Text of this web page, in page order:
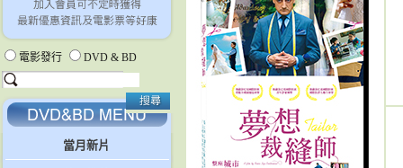
電影發行 DVD & BD
當月新片